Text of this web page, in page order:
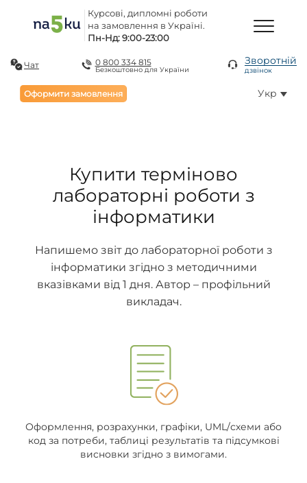
Курсові, дипломні роботи
на замовлення в Україні.
Пн-Нд: 9:00-23:00
Чат 0 800 334 815
Безкоштовно для України
Зворотній
дзвінок
Оформити замовлення Укр
Купити терміново
лабораторні роботи з
інформатики
Напишемо звіт до лабораторної роботи з
інформатики згідно з методичними
вказівками від 1 дня. Автор – профільний
викладач.
Оформлення, розрахунки, графіки, UML/схеми або
код за потреби, таблиці результатів та підсумкові
висновки згідно з вимогами.